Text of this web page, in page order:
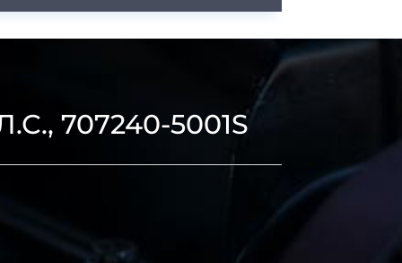
707240-5001S